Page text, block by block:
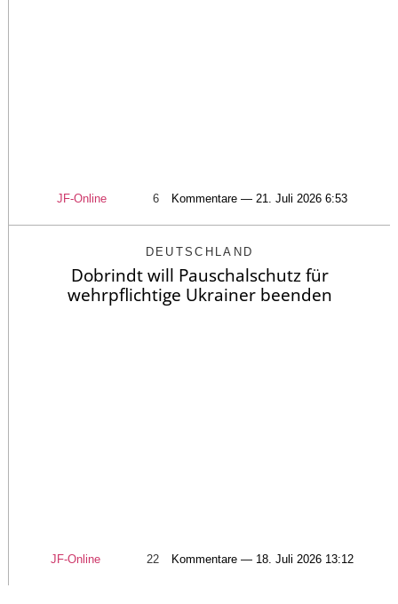
JF-Online 6 Kommentare — 21. Juli 2026 6:53
DEUTSCHLAND
Dobrindt will Pauschalschutz für
wehrpflichtige Ukrainer beenden
JF-Online 22 Kommentare — 18. Juli 2026 13:12